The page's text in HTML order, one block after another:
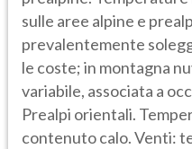
sulle aree alpine e
prevalentemente
le coste; in montagna
variabile, associata a
Prealpi orientali.
contenuto calo. Venti: